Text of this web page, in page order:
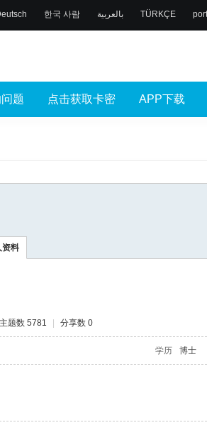
한국 사람 بالعربية TÜRKÇE
题 点击获取卡密 APP下载
资料
主题数 5781 分享数 0
学历 博士